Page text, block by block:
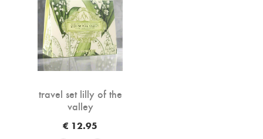
travel set lilly of the
valley
€ 12.95